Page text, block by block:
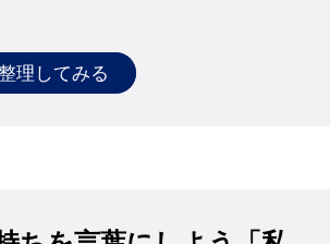
理してみる